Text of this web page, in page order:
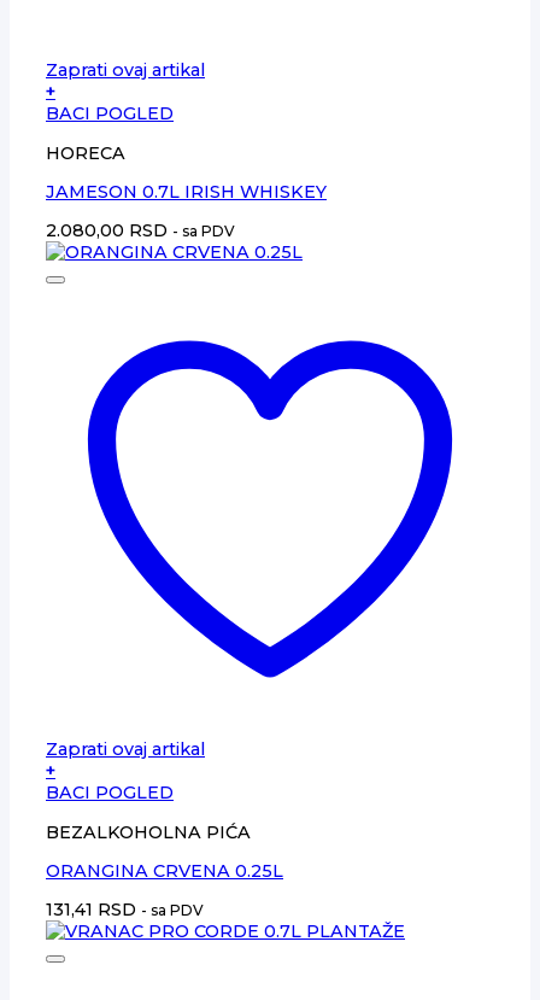
Zaprati ovaj artikal
+
BACI POGLED
HORECA
JAMESON 0.7L IRISH WHISKEY
2.080,00 RSD - sa PDV
Zaprati ovaj artikal
+
BACI POGLED
BEZALKOHOLNA PIĆA
ORANGINA CRVENA 0.25L
131,41 RSD - sa PDV